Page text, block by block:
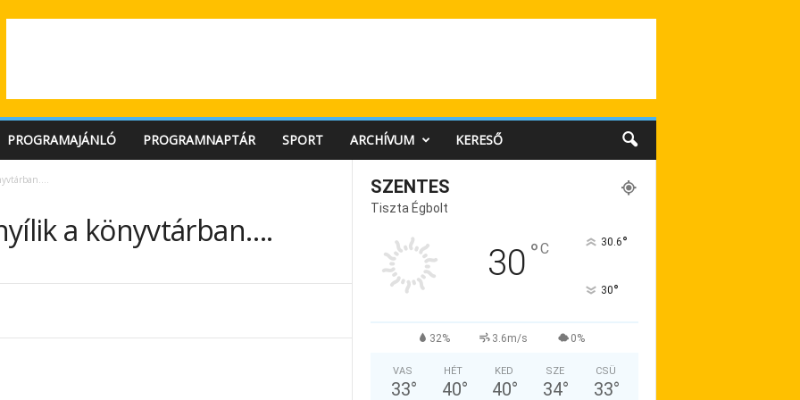
PROGRAMAJÁNLÓ PROGRAMNAPTÁR SPORT ARCHÍVUM KERESŐ
a könyvtárban….
SZENTES
Tiszta Égbolt
30 °C 30.6°
30°
32% 3.6m/s 0%
VAS
33°
HÉT
40°
KED
40°
SZE
34°
CSÜ
33°